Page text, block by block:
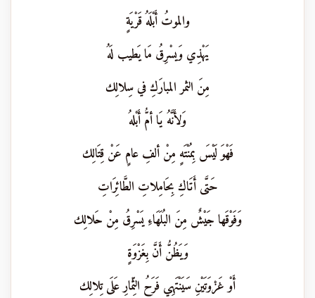
والموتُ أَبْلَهُ قَرْيَةٍ
يَهْذِي وَيسْرِقُ مَا يَطيب لَهُ
مِنَ الثمر المبارَكِ في سِلالِك
وَلأَنَّهُ يَا أمُّ أَبْلهُ
فَهْوَ لَيْسَ بِمُنْتَهٍ مِنْ ألفِ عامٍ عَنْ قِتَالِك
حَتَّى أَتَاكِ بِحَامِلاتِ الطَّائِرَاتِ
وَفَوْقَها جَيْشٌ مِنَ البُلَهَاءِ يَسْرِقُ مِنْ حَلالِك
وَيَظُنُّ أَنَّ بِغَزْوَةٍ
أَوْ غَزْوَتَيْنِ سَيَنْتَهِي فَرَحُ الثِّمارِ عَلَى تِلالِك